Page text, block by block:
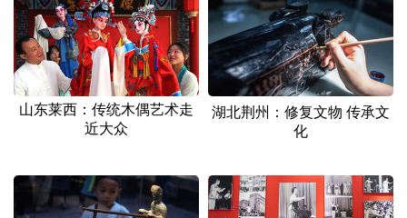
山东莱西：传统木偶艺术走
近大众
湖北荆州：修复文物 传承文
化